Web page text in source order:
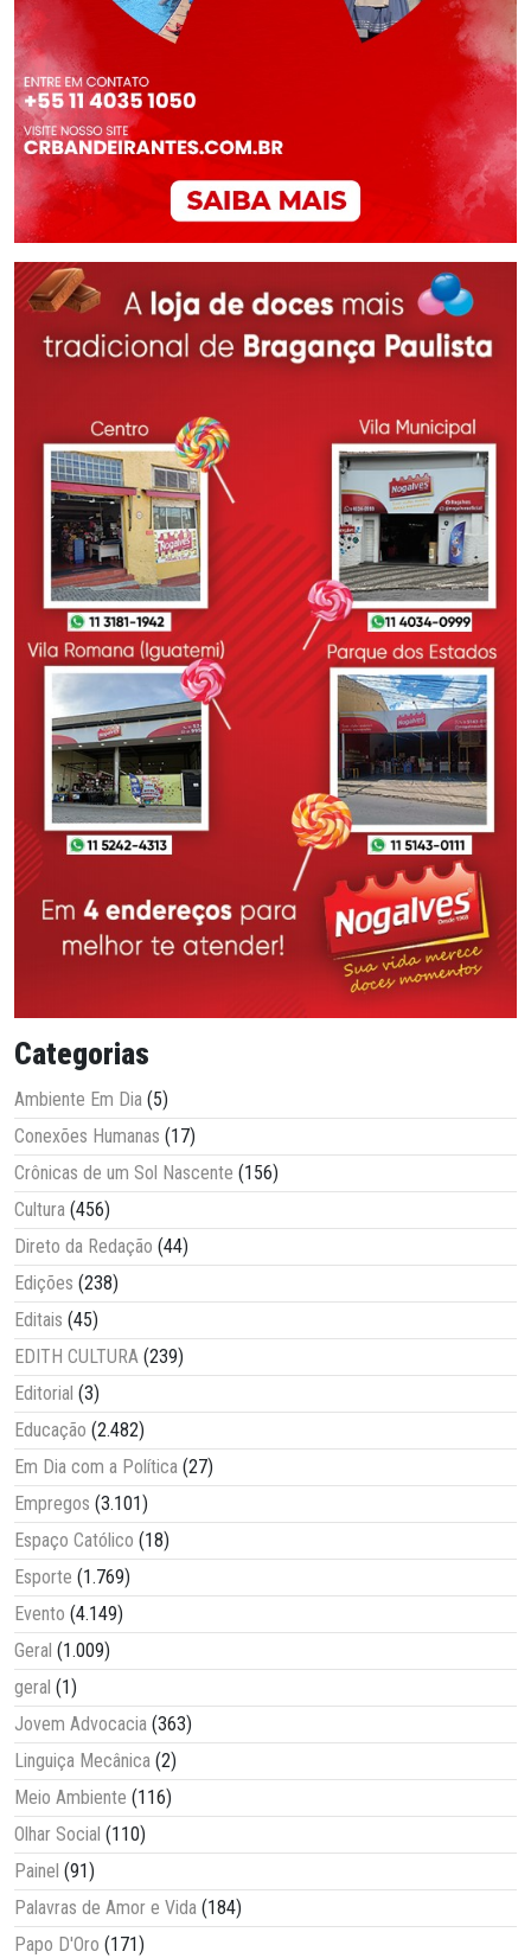
Categorias
Ambiente Em Dia (5)
Conexões Humanas (17)
Crônicas de um Sol Nascente (156)
Cultura (456)
Direto da Redação (44)
Edições (238)
Editais (45)
EDITH CULTURA (239)
Editorial (3)
Educação (2.482)
Em Dia com a Política (27)
Empregos (3.101)
Espaço Católico (18)
Esporte (1.769)
Evento (4.149)
Geral (1.009)
geral (1)
Jovem Advocacia (363)
Linguiça Mecânica (2)
Meio Ambiente (116)
Olhar Social (110)
Painel (91)
Palavras de Amor e Vida (184)
Papo D'Oro (171)